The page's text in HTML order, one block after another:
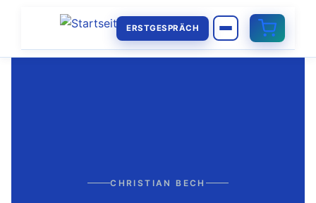
ERSTGESPRÄCH
CHRISTIAN BECH